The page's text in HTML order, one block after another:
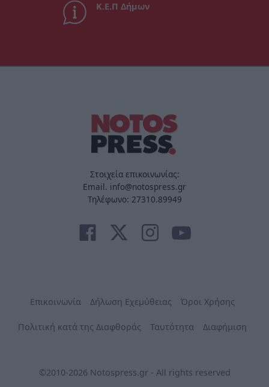
Κ.Ε.Π Δήμων
Στοιχεία επικοινωνίας:
Email. info@notospress.gr
Τηλέφωνο: 27310.89949
Επικοινωνία Δήλωση Εχεμύθειας Όροι Χρήσης
Πολιτική κατά της Διαφθοράς Ταυτότητα Διαφήμιση
©2010-2026 Notospress.gr - All rights reserved